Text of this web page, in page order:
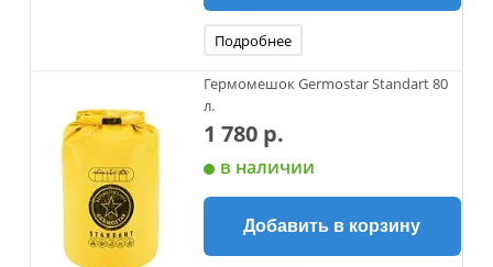
Подробнее
Гермомешок Germostar Standart 80
л.
1 780 р.
в наличии
Добавить в корзину